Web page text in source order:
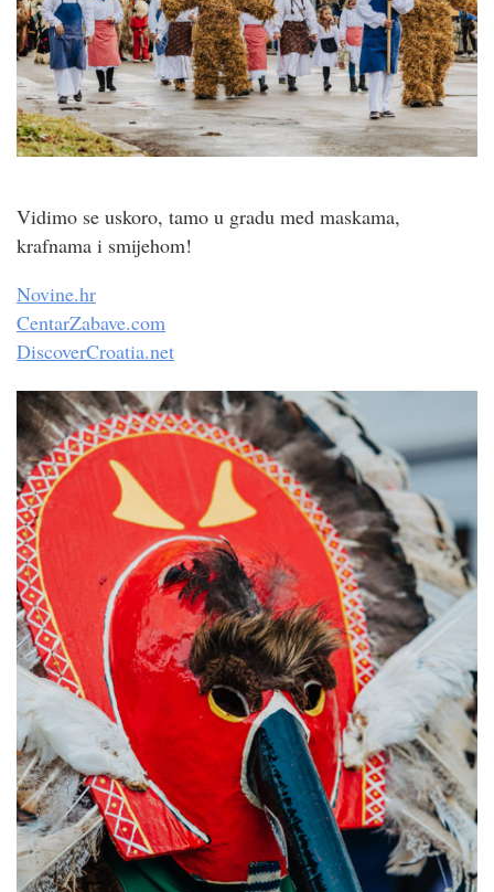
Vidimo se uskoro, tamo u gradu med maskama,
krafnama i smijehom!
Novine.hr
CentarZabave.com
DiscoverCroatia.net